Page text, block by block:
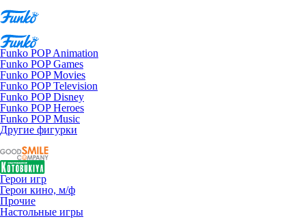
Funko POP Animation
Funko POP Games
Funko POP Movies
Funko POP Television
Funko POP Disney
Funko POP Heroes
Funko POP Music
Другие фигурки
Герои игр
Герои кино, м/ф
Прочие
Настольные игры